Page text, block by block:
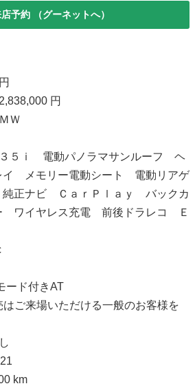
予約 （グーネットへ）
円
Ｗ
５ｉ 電動パノラマサンルーフ ヘ
イ メモリー電動シート 電動リアゲ
正ナビ ＣａｒＰｌａｙ バックカ
ワイヤレス充電 前後ドラレコ Ｅ
ード付きAT
来場いただける一般のお客様を
km